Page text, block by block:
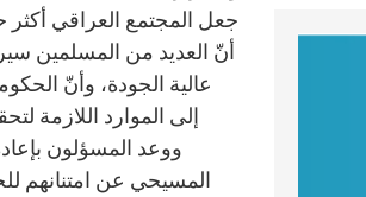
جعل المجتمع العراقي أكثر
أنّ العديد من المسلمين
عالية الجودة، وأنّ
إلى الموارد اللازمة
ووعد المسؤلون
المسيحي عن امتنانهم